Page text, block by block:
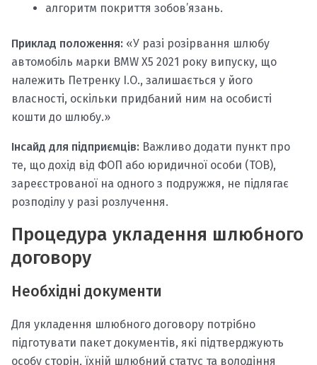
алгоритм покриття зобов’язань.
Приклад положення: «У разі розірвання шлюбу
автомобіль марки BMW X5 2021 року випуску, що
належить Петренку І.О., залишається у його
власності, оскільки придбаний ним на особисті
кошти до шлюбу.»
Інсайд для підприємців: Важливо додати пункт про
те, що дохід від ФОП або юридичної особи (ТОВ),
зареєстрованої на одного з подружжя, не підлягає
розподілу у разі розлучення.
Процедура укладення шлюбного
договору
Необхідні документи
Для укладення шлюбного договору потрібно
підготувати пакет документів, які підтверджують
особу сторін, їхній шлюбний статус та володіння